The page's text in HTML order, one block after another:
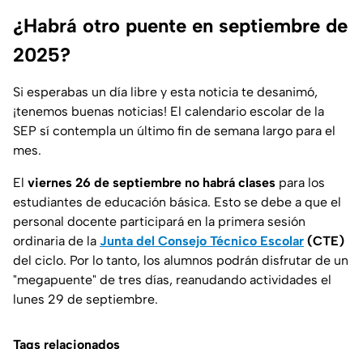
¿Habrá otro puente en septiembre de
2025?
Si esperabas un día libre y esta noticia te desanimó,
¡tenemos buenas noticias! El calendario escolar de la
SEP sí contempla un último fin de semana largo para el
mes.
El viernes 26 de septiembre no habrá clases para los
estudiantes de educación básica. Esto se debe a que el
personal docente participará en la primera sesión
ordinaria de la Junta del Consejo Técnico Escolar (CTE)
del ciclo. Por lo tanto, los alumnos podrán disfrutar de un
"megapuente" de tres días, reanudando actividades el
lunes 29 de septiembre.
Tags relacionados